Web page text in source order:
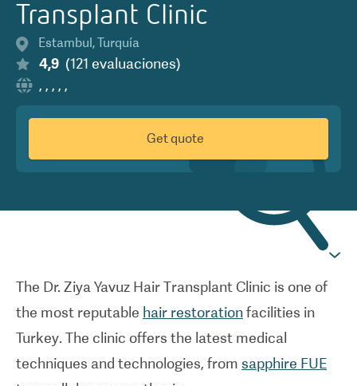
Transplant Clinic
Estambul,Turquía
4,9 (121 evaluaciones)
, , , , ,
Get quote
The Dr. Ziya Yavuz Hair Transplant Clinic is one of
the most reputable hair restorationfacilities in
Turkey. The clinic offers the latest medical
techniques and technologies, from sapphire FUE